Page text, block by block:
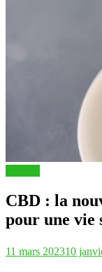
CBD : la
pour une vie
11 mars 202310